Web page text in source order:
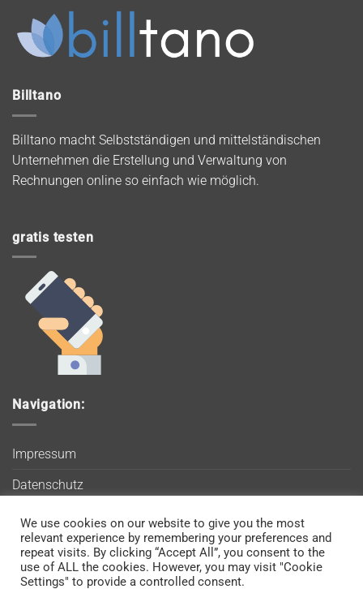
Billtano
Billtano macht Selbstständigen und mittelständischen
Unternehmen die Erstellung und Verwaltung von
Rechnungen online so einfach wie möglich.
gratis testen
Navigation:
Impressum
Datenschutz
AGB
Blog
Kontakt
We use cookies on our website to give you the most
relevant experience by remembering your preferences and
repeat visits. By clicking “Accept All”, you consent to the
use of ALL the cookies. However, you may visit "Cookie
Settings" to provide a controlled consent.
Wir verwenden Cookies, um sicherzustellen, dass Sie auf
unserer Website die bestmögliche Erfahrung machen. Wenn
Sie diese Website weiterhin nutzen, gehen wir davon aus, dass